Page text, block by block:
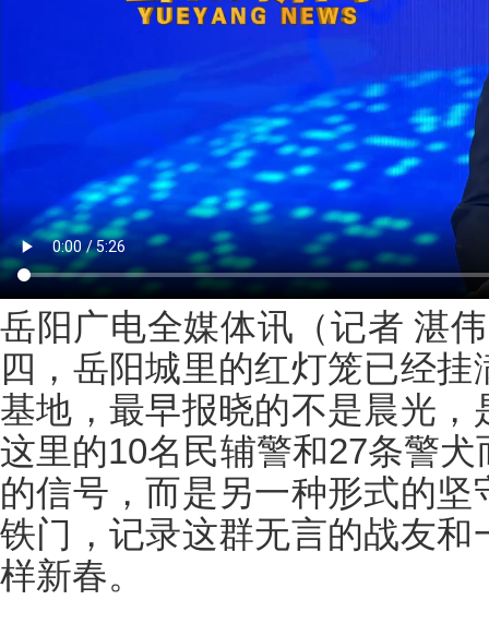
岳阳广电全媒体讯（记者 湛伟
四，岳阳城里的红灯笼已经
基地，最早报晓的不是晨光
这里的10名民辅警和27条警
的信号，而是另一种形式的
铁门，记录这群无言的战友
样新春。